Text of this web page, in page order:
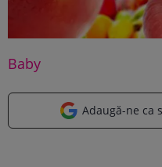
Baby
Adaugă-ne ca